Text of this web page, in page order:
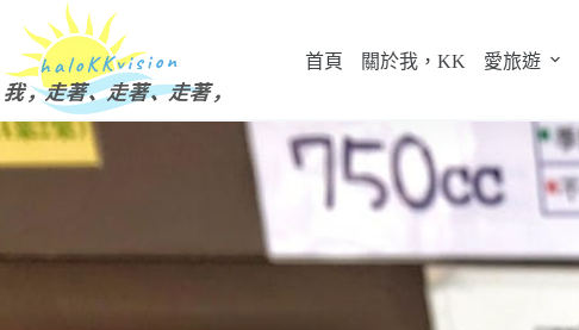
主
要
內
容
首頁 關於我，KK 愛旅遊